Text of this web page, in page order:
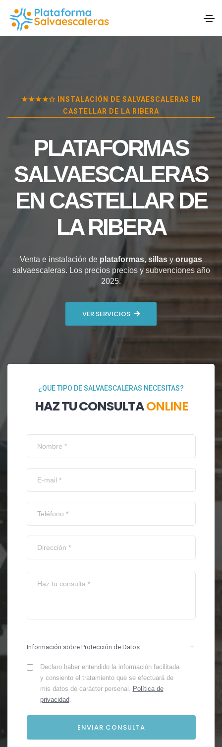
★★★★✩ INSTALACIÓN DE SALVAESCALERAS EN
CASTELLAR DE LA RIBERA
PLATAFORMAS
SALVAESCALERAS
EN CASTELLAR DE
LA RIBERA
Venta e instalación de plataformas, sillas y orugas
salvaescaleras. Los precios precios y subvenciones año
2025.
VER SERVICIOS
¿QUE TIPO DE SALVAESCALERAS NECESITAS?
HAZ TU CONSULTAONLINE
Información sobre Protección de Datos
Declaro haber entendido la información facilitada
y consiento el tratamiento que se efectuará de
mis datos de carácter personal. Política de
privacidad.